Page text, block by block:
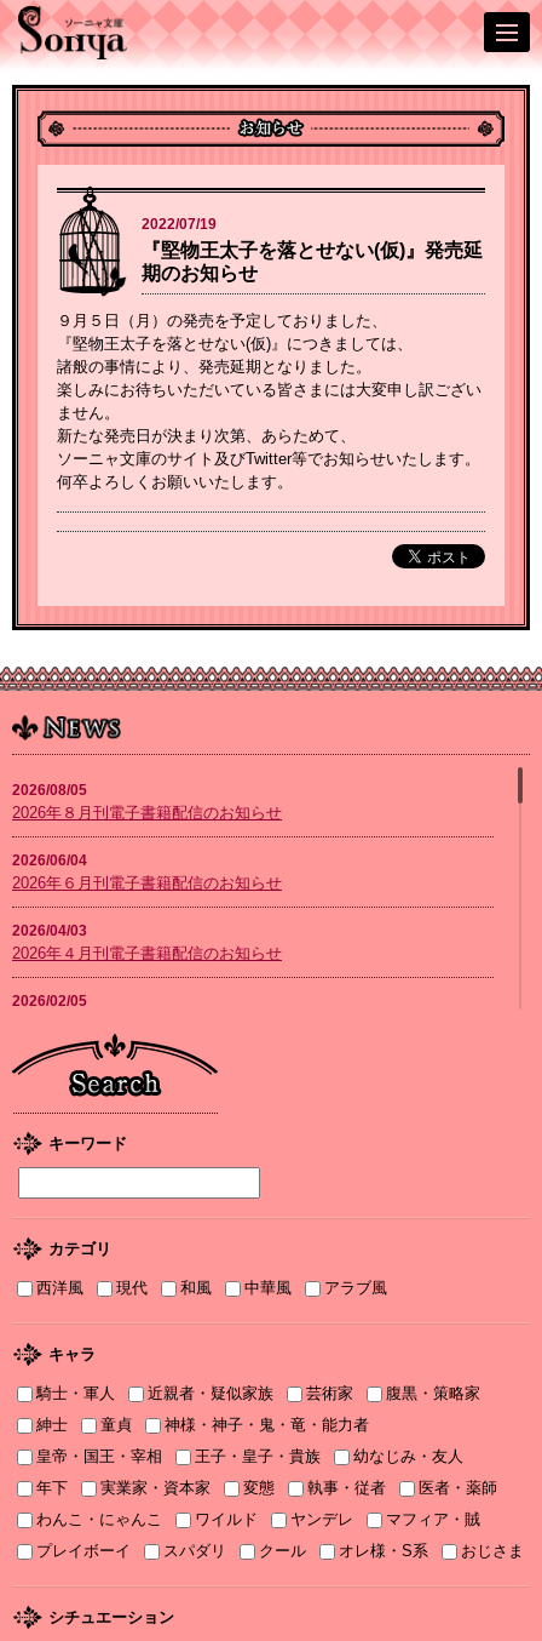
2022/07/19
『堅物王太子を落とせない(仮)』発売延
期のお知らせ
９月５日（月）の発売を予定しておりました、
『堅物王太子を落とせない(仮)』につきましては、
諸般の事情により、発売延期となりました。
楽しみにお待ちいただいている皆さまには大変申し訳ござい
ません。
新たな発売日が決まり次第、あらためて、
ソーニャ文庫のサイト及びTwitter等でお知らせいたします。
何卒よろしくお願いいたします。
2026/08/05
2026年８月刊電子書籍配信のお知らせ
2026/06/04
2026年６月刊電子書籍配信のお知らせ
2026/04/03
2026年４月刊電子書籍配信のお知らせ
2026/02/05
2026/01/08
2026年１月刊電子書籍配信のお知らせ
2025/12/04
2025年12月刊電子書籍配信のお知らせ
『打算婚 未亡人になりかけましたがヤンデレ実業家の愛され妻に
なりました』お詫びと訂正
書泉2025年TLフェア Sonyaコミックス参加サイン色紙ちらっと見
せ♡
2025/11/08
書泉2025年TLフェア ソーニャ文庫・Sonyaコミックス参加♡
2025/11/06
2025年11月刊電子書籍配信のお知らせ
2025/10/06
2025年10月刊電子書籍配信のお知らせ
2025/09/03
2025年９月刊電子書籍配信のお知らせ
キーワード
カテゴリ
西洋風 現代 和風 中華風 アラブ風
キャラ
騎士・軍人 近親者・疑似家族 芸術家
腹黒・策略家
紳士
童貞
神様・神子・鬼・竜・能力者
皇帝・国王・宰相
王子・皇子・貴族
幼なじみ・友人
年下
実業家・資本家 変態 執事・従者
医者・薬師
わんこ・にゃんこ
ワイルド ヤンデレ
マフィア・賊
プレイボーイ
スパダリ クール オレ様・S系 おじさま
シチュエーション